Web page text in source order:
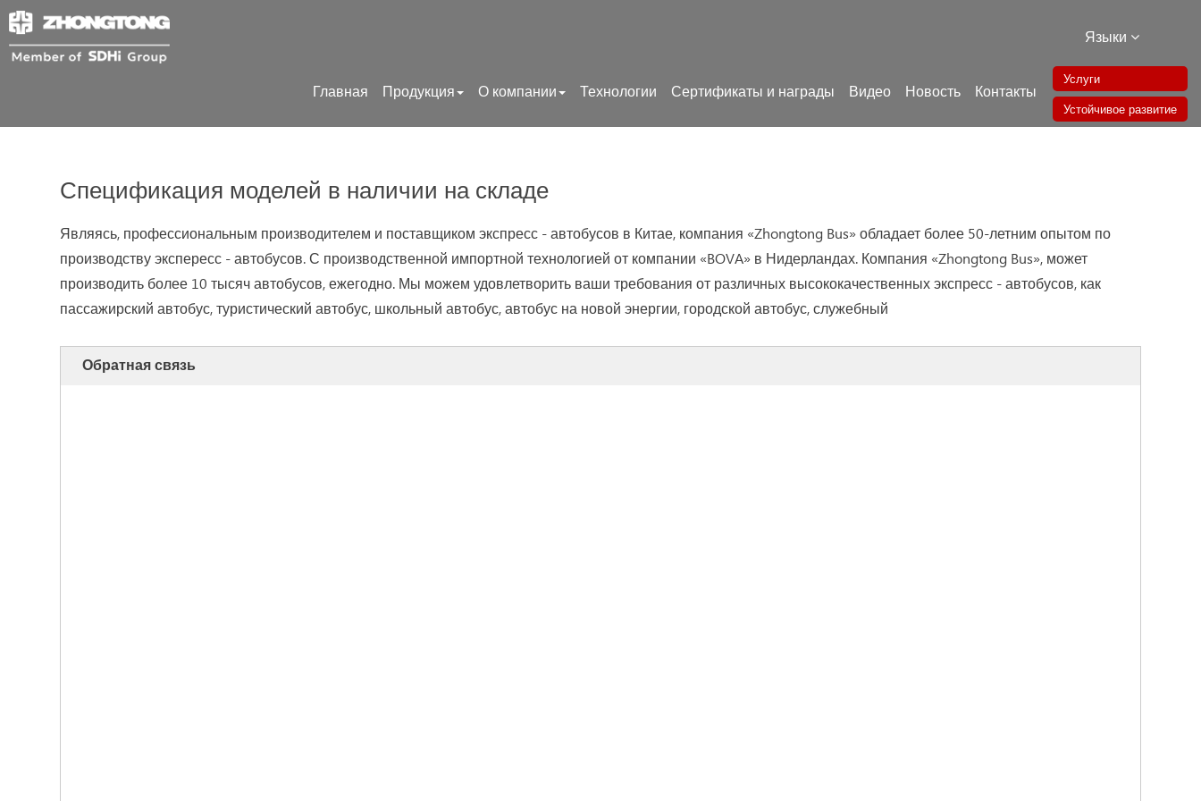
Языки
Главная Продукция О компании Технологии Сертификаты и награды Видео Новость Контакты
Услуги
Устойчивое развитие
Спецификация моделей в наличии на складе
Являясь, профессиональным производителем и поставщиком экспресс - автобусов в Китае, компания «Zhongtong Bus» обладает более 50-летним опытом по
производству экспересс - автобусов. С производственной импортной технологией от компании «BOVA» в Нидерландах. Компания «Zhongtong Bus», может
производить более 10 тысяч автобусов, ежегодно. Мы можем удовлетворить ваши требования от различных высококачественных экспресс - автобусов, как
пассажирский автобус, туристический автобус, школьный автобус, автобус на новой энергии, городской автобус, служебный
Обратная связь